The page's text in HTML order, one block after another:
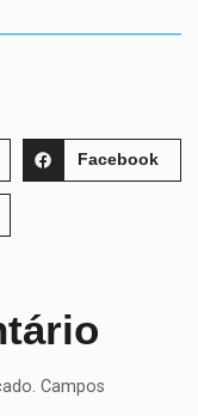
Facebook
Campos